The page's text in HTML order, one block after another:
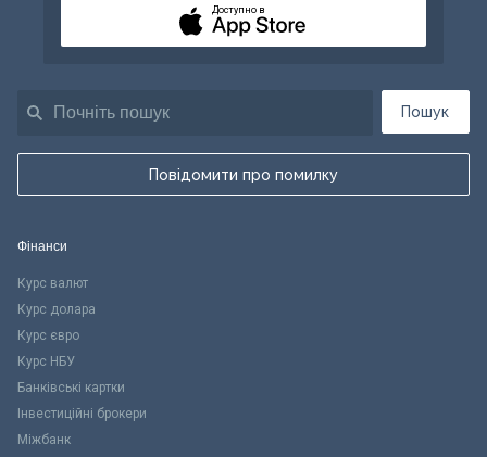
Пошук
Повідомити про помилку
Доступно в
Фінанси
Курс валют
Курс долара
Курс євро
Курс НБУ
Банківські картки
Інвестиційні брокери
Міжбанк